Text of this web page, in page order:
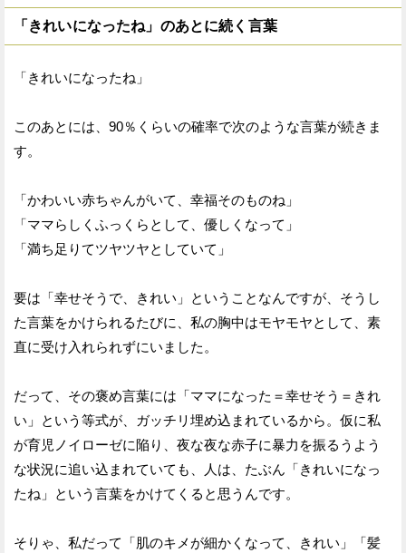
「きれいになったね」のあとに続く言葉
「きれいになったね」
このあとには、90％くらいの確率で次のような言葉が続きま
す。
「かわいい赤ちゃんがいて、幸福そのものね」
「ママらしくふっくらとして、優しくなって」
「満ち足りてツヤツヤとしていて」
要は「幸せそうで、きれい」ということなんですが、そうし
た言葉をかけられるたびに、私の胸中はモヤモヤとして、素
直に受け入れられずにいました。
だって、その褒め言葉には「ママになった＝幸せそう＝きれ
い」という等式が、ガッチリ埋め込まれているから。仮に私
が育児ノイローゼに陥り、夜な夜な赤子に暴力を振るうよう
な状況に追い込まれていても、人は、たぶん「きれいになっ
たね」という言葉をかけてくると思うんです。
そりゃ、私だって「肌のキメが細かくなって、きれい」「髪